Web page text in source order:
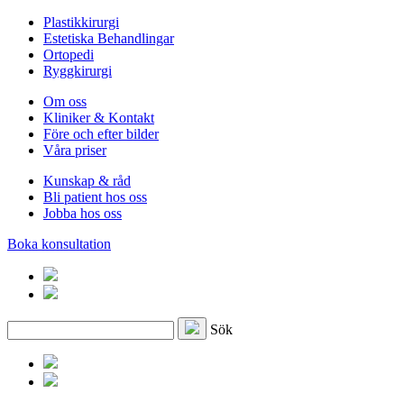
Plastikkirurgi
Estetiska Behandlingar
Ortopedi
Ryggkirurgi
Om oss
Kliniker & Kontakt
Före och efter bilder
Våra priser
Kunskap & råd
Bli patient hos oss
Jobba hos oss
Boka konsultation
Sök